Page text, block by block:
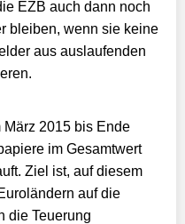
EZB auch dann noch
bleiben, wenn sie keine
aus auslaufenden
2015 bis Ende
im Gesamtwert
Ziel ist, auf diesem
auf die
die Teuerung